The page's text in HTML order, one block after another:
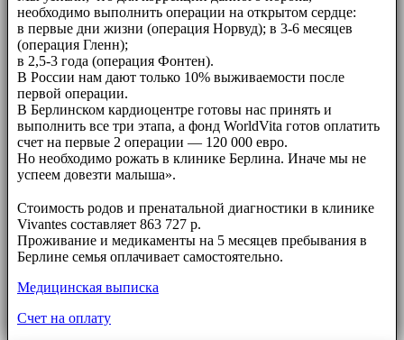
необходимо выполнить операции на открытом сердце:
в первые дни жизни (операция Норвуд); в 3-6 месяцев
(операция Гленн);
в 2,5-3 года (операция Фонтен).
В России нам дают только 10% выживаемости после
первой операции.
В Берлинском кардиоцентре готовы нас принять и
выполнить все три этапа, а фонд WorldVita готов оплатить
счет на первые 2 операции — 120 000 евро.
Но необходимо рожать в клинике Берлина. Иначе мы не
успеем довезти малыша».
Стоимость родов и пренатальной диагностики в клинике
Vivantes составляет 863 727 р.
Проживание и медикаменты на 5 месяцев пребывания в
Берлине семья оплачивает самостоятельно.
Медицинская выписка
Счет на оплату